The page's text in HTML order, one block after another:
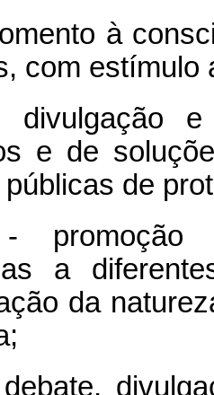
à
com estímulo
e
e de
de
promoção
a
da